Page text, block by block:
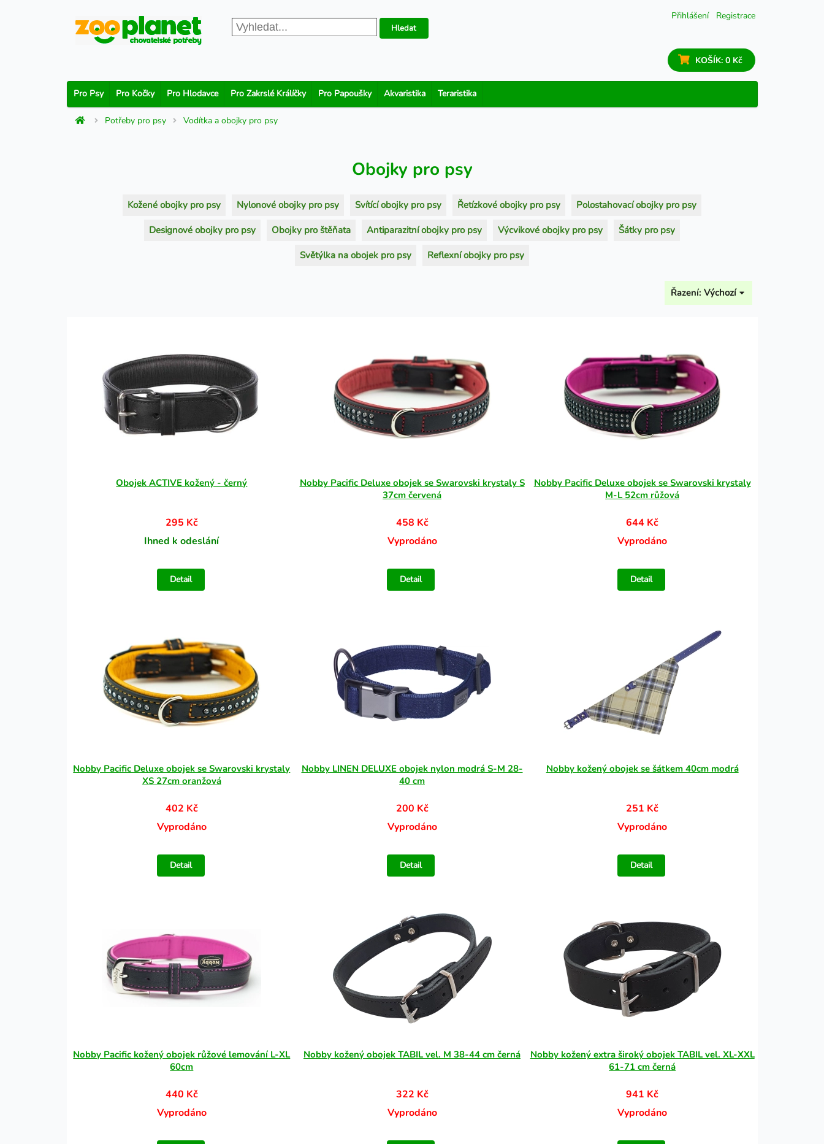
Přihlášení Registrace
Hledat
KOŠÍK: 0 Kč
Pro Psy Pro Kočky Pro Hlodavce Pro Zakrslé Králíčky Pro Papoušky Akvaristika Teraristika
Potřeby pro psy Vodítka a obojky pro psy
Obojky pro psy
Kožené obojky pro psy Nylonové obojky pro psy Svítící obojky pro psy Řetízkové obojky pro psy Polostahovací obojky pro psy
Designové obojky pro psy Obojky pro štěňata Antiparazitní obojky pro psy Výcvikové obojky pro psy Šátky pro psy
Světýlka na obojek pro psy Reflexní obojky pro psy
Řazení: Výchozí
Obojek ACTIVE kožený - černý
295 Kč
Ihned k odeslání
Detail
Nobby Pacific Deluxe obojek se Swarovski krystaly S
37cm červená
458 Kč
Vyprodáno
Detail
Nobby Pacific Deluxe obojek se Swarovski krystaly
M-L 52cm růžová
644 Kč
Vyprodáno
Detail
Nobby Pacific Deluxe obojek se Swarovski krystaly
XS 27cm oranžová
402 Kč
Vyprodáno
Detail
Nobby LINEN DELUXE obojek nylon modrá S-M 28-
40 cm
200 Kč
Vyprodáno
Detail
Nobby kožený obojek se šátkem 40cm modrá
251 Kč
Vyprodáno
Detail
Nobby Pacific kožený obojek růžové lemování L-XL
60cm
440 Kč
Vyprodáno
Nobby kožený obojek TABIL vel. M 38-44 cm černá
322 Kč
Vyprodáno
Nobby kožený extra široký obojek TABIL vel. XL-XXL
61-71 cm černá
941 Kč
Vyprodáno